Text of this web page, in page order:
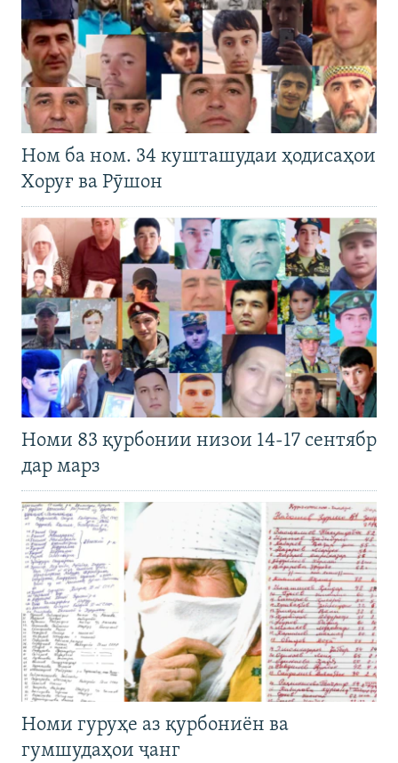
Ном ба ном. 34 кушташудаи ҳодисаҳои
Хоруғ ва Рӯшон
Номи 83 қурбонии низои 14-17 сентябр
дар марз
Номи гуруҳе аз қурбониён ва
гумшудаҳои ҷанг